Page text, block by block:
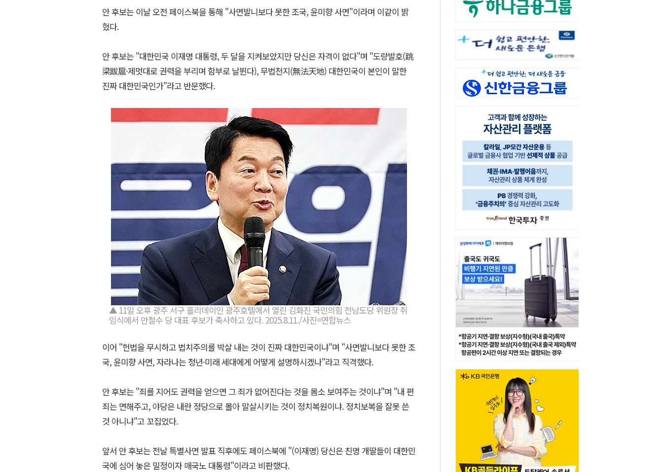
안 후보는 이날 오전 페이스북을 통해 "사면발니보다 못한 조국, 윤미향 사면"이라며 이같이 밝
혔다.
안 후보는 "대한민국 이재명 대통령, 두 달을 지켜보았지만 당신은 자격이 없다"며 "도량발호(跳
梁跋扈·제멋대로 권력을 부리며 함부로 날뛴다), 무법천지(無法天地) 대한민국이 본인이 말한
진짜 대한민국인가"라고 반문했다.
▲ 11일 오후 광주 서구 홀리데이인 광주호텔에서 열린 김화진 국민의힘 전남도당 위원장 취
임식에서 안철수 당 대표 후보가 축사하고 있다. 2025.8.11./사진=연합뉴스
이어 "헌법을 무시하고 법치주의를 박살 내는 것이 진짜 대한민국이냐"며 "사면발니보다 못한 조
국, 윤미향 사면, 자라나는 청년·미래 세대에게 어떻게 설명하시겠나"라고 직격했다.
안 후보는 "죄를 지어도 권력을 얻으면 그 죄가 없어진다는 것을 몸소 보여주는 것이냐"며 "내 편
죄는 면해주고, 야당은 내란 정당으로 몰아 말살시키는 것이 정치복원이냐. 정치보복을 잘못 쓴
것 아니냐"고 꼬집었다.
앞서 안 후보는 전날 특별사면 발표 직후에도 페이스북에 "(이재명) 당신은 친명 개딸들이 대한민
국에 심어 놓은 밀정이자 매국노 대통령"이라고 비판했다.